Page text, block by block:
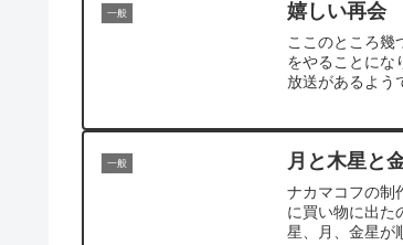
一般 嬉しい再会
ここのところ幾
をやることにな
放送があるよう
一般 月と木星と
ナカマコフの制
に買い物に出た
星、月、金星が